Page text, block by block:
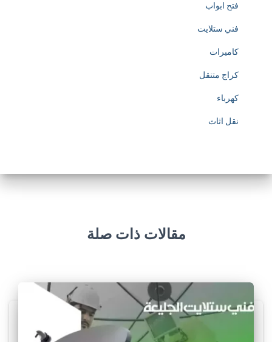
فتح ابواب
فني ستلايت
كاميرات
كراج متنقل
كهرباء
نقل اثاث
مقالات ذات صلة